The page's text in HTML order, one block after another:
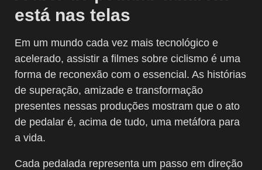
está nas telas
Em um mundo cada vez mais tecnológico e
acelerado, assistir a filmes sobre ciclismo é uma
forma de reconexão com o essencial. As histórias
de superação, amizade e transformação
presentes nessas produções mostram que o ato
de pedalar é, acima de tudo, uma metáfora para
a vida.
Cada pedalada representa um passo em direção